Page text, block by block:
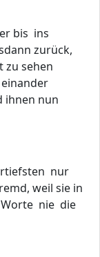
bis ins
zurück,
zu sehen
ihnen nun
nur
weil sie in
nie die